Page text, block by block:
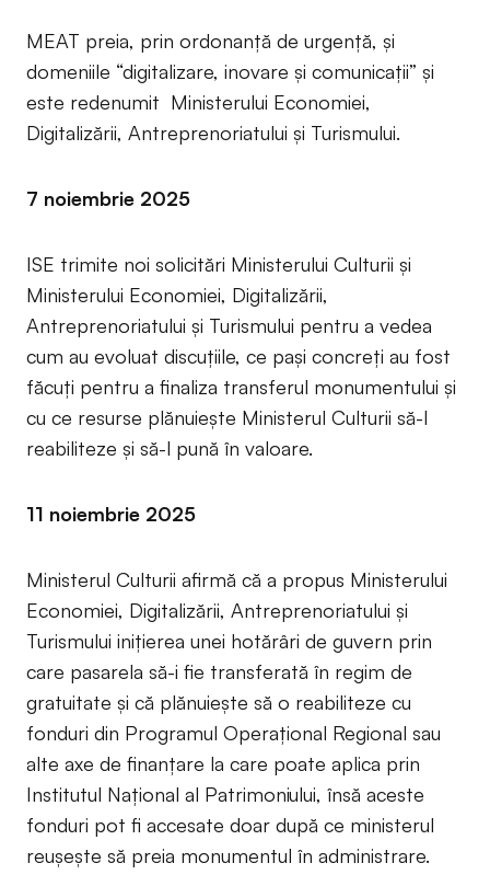
MEAT preia, prin ordonanță de urgență, și
domeniile “digitalizare, inovare și comunicații” și
este redenumit Ministerului Economiei,
Digitalizării, Antreprenoriatului și Turismului.
7 noiembrie 2025
ISE trimite noi solicitări Ministerului Culturii și
Ministerului Economiei, Digitalizării,
Antreprenoriatului și Turismului pentru a vedea
cum au evoluat discuțiile, ce pași concreți au fost
făcuți pentru a finaliza transferul monumentului și
cu ce resurse plănuiește Ministerul Culturii să-l
reabiliteze și să-l pună în valoare.
11 noiembrie 2025
Ministerul Culturii afirmă că a propus Ministerului
Economiei, Digitalizării, Antreprenoriatului și
Turismului inițierea unei hotărâri de guvern prin
care pasarela să-i fie transferată în regim de
gratuitate și că plănuiește să o reabiliteze cu
fonduri din Programul Operațional Regional sau
alte axe de finanțare la care poate aplica prin
Institutul Național al Patrimoniului, însă aceste
fonduri pot fi accesate doar după ce ministerul
reușește să preia monumentul în administrare.